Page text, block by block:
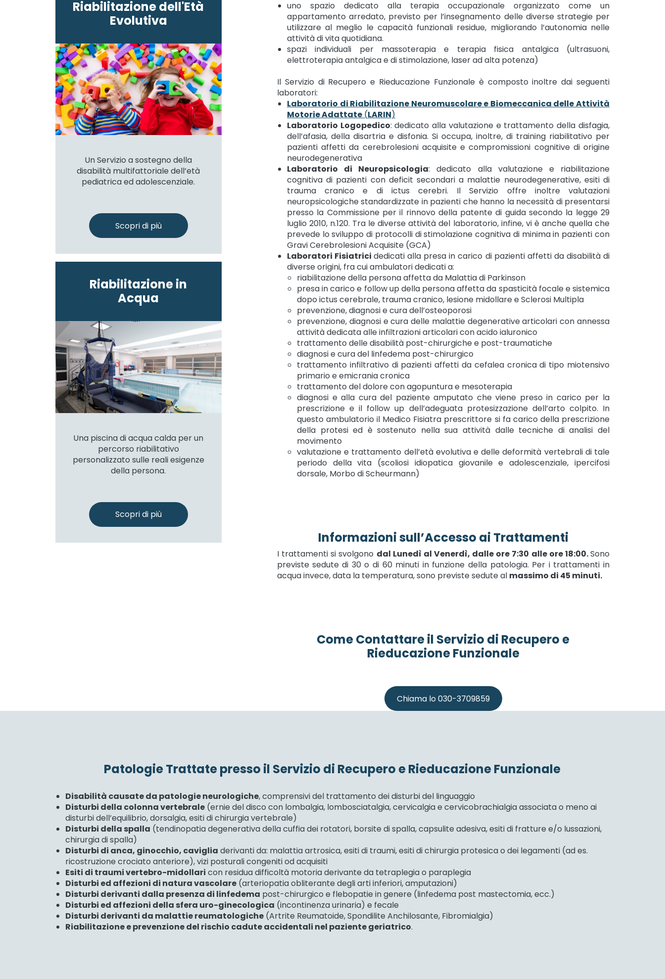
uno spazio dedicato alla terapia occupazionale organizzato come un
appartamento arredato, previsto per l’insegnamento delle diverse strategie per
utilizzare al meglio le capacità funzionali residue, migliorando l’autonomia nelle
attività di vita quotidiana.
spazi individuali per massoterapia e terapia fisica antalgica (ultrasuoni,
elettroterapia antalgica e di stimolazione, laser ad alta potenza)
Il Servizio di Recupero e Rieducazione Funzionale è composto inoltre dai seguenti
laboratori:
Laboratorio di Riabilitazione Neuromuscolare e Biomeccanica delle Attività
Motorie Adattate(LARIN)
Laboratorio Logopedico: dedicato alla valutazione e trattamento della disfagia,
dell’afasia, della disartria e disfonia. Si occupa, inoltre, di training riabilitativo per
pazienti affetti da cerebrolesioni acquisite e compromissioni cognitive di origine
neurodegenerativa
Laboratorio di Neuropsicologia: dedicato alla valutazione e riabilitazione
cognitiva di pazienti con deficit secondari a malattie neurodegenerative, esiti di
trauma cranico e di ictus cerebri. Il Servizio offre inoltre valutazioni
neuropsicologiche standardizzate in pazienti che hanno la necessità di presentarsi
presso la Commissione per il rinnovo della patente di guida secondo la legge 29
luglio 2010, n.120. Tra le diverse attività del laboratorio, infine, vi è anche quella che
prevede lo sviluppo di protocolli di stimolazione cognitiva di minima in pazienti con
Gravi Cerebrolesioni Acquisite (GCA)
Laboratori Fisiatricidedicati alla presa in carico di pazienti affetti da disabilità di
diverse origini, fra cui ambulatori dedicati a:
riabilitazione della persona affetta da Malattia di Parkinson
presa in carico e follow up della persona affetta da spasticità focale e sistemica
dopo ictus cerebrale, trauma cranico, lesione midollare e Sclerosi Multipla
prevenzione, diagnosi e cura dell’osteoporosi
prevenzione, diagnosi e cura delle malattie degenerative articolari con annessa
attività dedicata alle infiltrazioni articolari con acido ialuronico
trattamento delle disabilità post-chirurgiche e post-traumatiche
diagnosi e cura del linfedema post-chirurgico
trattamento infiltrativo di pazienti affetti da cefalea cronica di tipo miotensivo
primario e emicrania cronica
trattamento del dolore con agopuntura e mesoterapia
diagnosi e alla cura del paziente amputato che viene preso in carico per la
prescrizione e il follow up dell’adeguata protesizzazione dell’arto colpito. In
questo ambulatorio il Medico Fisiatra prescrittore si fa carico della prescrizione
della protesi ed è sostenuto nella sua attività dalle tecniche di analisi del
movimento
valutazione e trattamento dell’età evolutiva e delle deformità vertebrali di tale
periodo della vita (scoliosi idiopatica giovanile e adolescenziale, ipercifosi
dorsale, Morbo di Scheurmann)
Informazioni sull’Accesso ai Trattamenti
I trattamenti si svolgono dal Lunedì al Venerdì, dalle ore 7:30 alle ore 18:00.Sono
previste sedute di 30 o di 60 minuti in funzione della patologia. Per i trattamenti in
acqua invece, data la temperatura, sono previste sedute al massimo di 45 minuti.
Come Contattare il Servizio di Recupero e
Rieducazione Funzionale
Chiama lo 030-3709859
Riabilitazione dell'Età
Evolutiva
Un Servizio a sostegno della
disabilità multifattoriale dell’età
pediatrica ed adolescenziale.
Scopri di più
Riabilitazione in
Acqua
Una piscina di acqua calda per un
percorso riabilitativo
personalizzato sulle reali esigenze
della persona.
Scopri di più
Patologie Trattate presso il Servizio di Recupero e Rieducazione Funzionale
Disabilità causate da patologie neurologiche, comprensivi del trattamento dei disturbi del linguaggio
Disturbi della colonna vertebrale(ernie del disco con lombalgia, lombosciatalgia, cervicalgia e cervicobrachialgia associata o meno ai
disturbi dell’equilibrio, dorsalgia, esiti di chirurgia vertebrale)
Disturbi della spalla (tendinopatia degenerativa della cuffia dei rotatori, borsite di spalla, capsulite adesiva, esiti di fratture e/o lussazioni,
chirurgia di spalla)
Disturbi di anca, ginocchio, caviglia derivanti da: malattia artrosica, esiti di traumi, esiti di chirurgia protesica o dei legamenti (ad es.
ricostruzione crociato anteriore), vizi posturali congeniti od acquisiti
Esiti di traumi vertebro-midollari con residua difficoltà motoria derivante da tetraplegia o paraplegia
Disturbi ed affezioni di natura vascolare(arteriopatia obliterante degli arti inferiori, amputazioni)
Disturbi derivanti dalla presenza di linfedema post-chirurgico e flebopatie in genere (linfedema post mastectomia, ecc.)
Disturbi ed affezioni della sfera uro-ginecologica (incontinenza urinaria) e fecale
Disturbi derivanti da malattie reumatologiche(Artrite Reumatoide, Spondilite Anchilosante, Fibromialgia)
Riabilitazione e prevenzione del rischio cadute accidentali nel paziente geriatrico.